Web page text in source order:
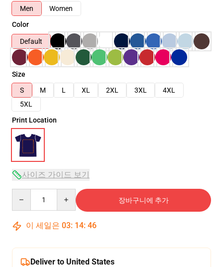
Men
Women
Color
Default
Size
S
M L XL 2XL 3XL
4XL
5XL
Print Location
사이즈 가이드 보기
장바구니에 추가
이 세일은 03: 14: 46
Deliver to United States